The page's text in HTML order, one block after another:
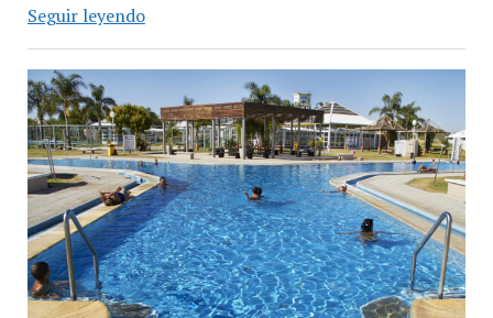
Seguir leyendoEste
de
semana
largo
se
movilizaron
casi
2
millones
de
turistas